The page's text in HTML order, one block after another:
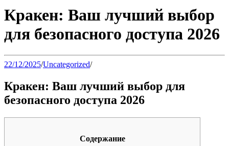
Кракен: Ваш лучший выбор
для безопасного доступа 2026
22/12/2025/Uncategorized/
Кракен: Ваш лучший выбор для
безопасного доступа 2026
Содержание